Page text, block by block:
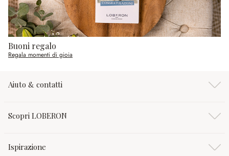
Buoni regalo
Regala momenti di gioia
Aiuto & contatti
Scopri LOBERON
Ispirazione